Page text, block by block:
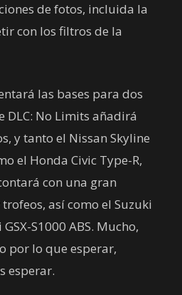
de fotos, incluida la
con los filtros de la
las bases para dos
No Limits añadirá
y tanto el Nissan Skyline
el Honda Civic Type-R,
con una gran
así como el Suzuki
S1000 ABS. Mucho,
por lo que esperar,
esperar.